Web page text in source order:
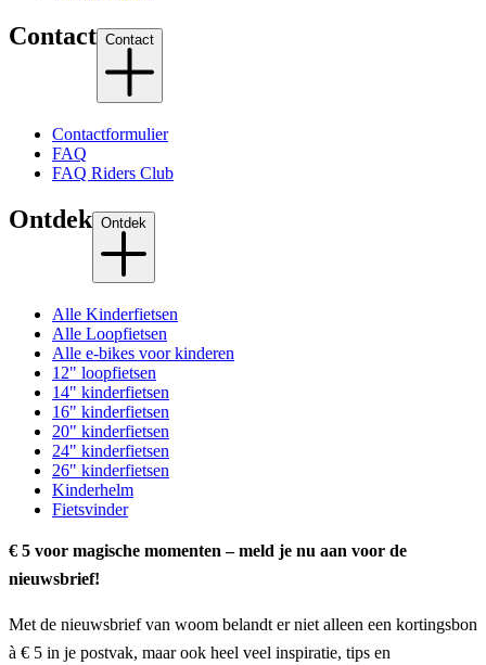
Contact Contact
Contactformulier
FAQ
FAQ Riders Club
Ontdek Ontdek
Alle Kinderfietsen
Alle Loopfietsen
Alle e-bikes voor kinderen
12" loopfietsen
14" kinderfietsen
16" kinderfietsen
20" kinderfietsen
24" kinderfietsen
26" kinderfietsen
Kinderhelm
Fietsvinder
€ 5 voor magische momenten – meld je nu aan voor de
nieuwsbrief!
Met de nieuwsbrief van woom belandt er niet alleen een kortingsbon
à € 5 in je postvak, maar ook heel veel inspiratie, tips en